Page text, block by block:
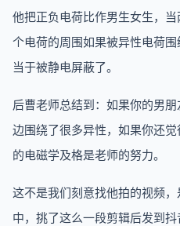
他把正负电荷比作男生女生，
个电荷的周围如果被异性电荷
当于被静电屏蔽了。
后曹老师总结到：如果你的男
边围绕了很多异性，如果你还
的电磁学及格是老师的努力。
这不是我们刻意找他拍的视频
中，挑了这么一段剪辑后发到抖